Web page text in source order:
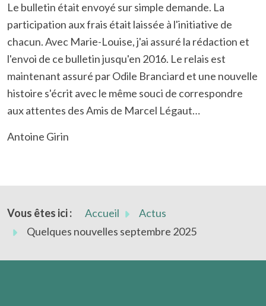
Le bulletin était envoyé sur simple demande. La
participation aux frais était laissée à l'initiative de
chacun. Avec Marie-Louise, j'ai assuré la rédaction et
l'envoi de ce bulletin jusqu'en 2016. Le relais est
maintenant assuré par Odile Branciard et une nouvelle
histoire s'écrit avec le même souci de correspondre
aux attentes des Amis de Marcel Légaut…
Antoine Girin
Vous êtes ici : Accueil
Actus
Quelques nouvelles septembre 2025